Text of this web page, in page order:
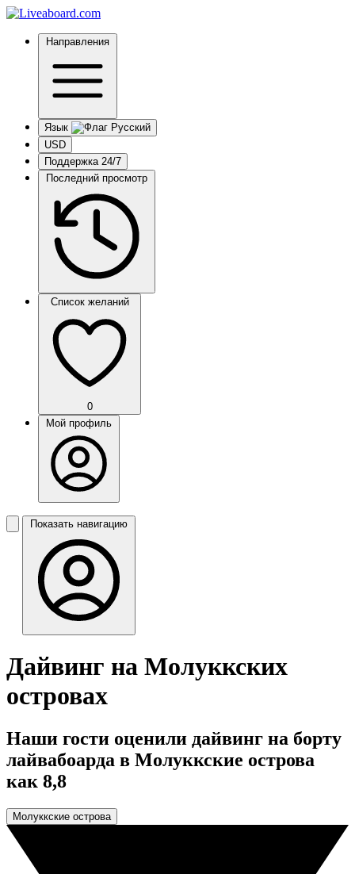
Направления
Язык
USD
Поддержка 24/7
Последний просмотр
Список желаний
0
Мой профиль
Показать навигацию
Дайвинг на Молуккских
островах
Наши гости оценили дайвинг на борту
лайвабоарда в Молуккские острова
как 8,8
Молуккские острова